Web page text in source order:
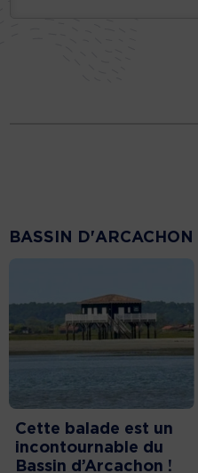
BASSIN D'ARCACHON
Cette balade est un
incontournable du
Bassin d’Arcachon !